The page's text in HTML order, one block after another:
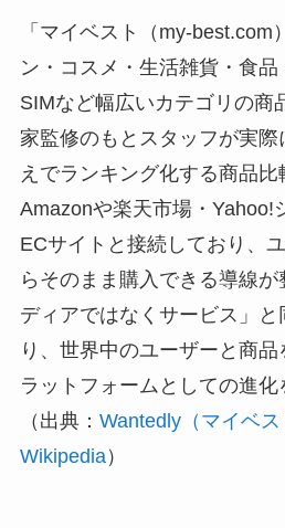
「マイベスト（my-best.com
ン・コスメ・生活雑貨・食
SIMなど幅広いカテゴリの商
家監修のもとスタッフが実際
えでランキング化する商品比
Amazonや楽天市場・Yahoo!
ECサイトと接続しており、
らそのまま購入できる導線
ディアではなくサービス」
り、世界中のユーザーと商
ラットフォームとしての進化
（出典： Wantedly（マイベス
Wikipedia）